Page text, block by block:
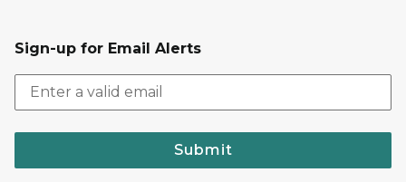
Sign-up for Email Alerts
Submit